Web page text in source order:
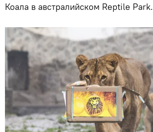
Коала в австралийском Reptile Park.